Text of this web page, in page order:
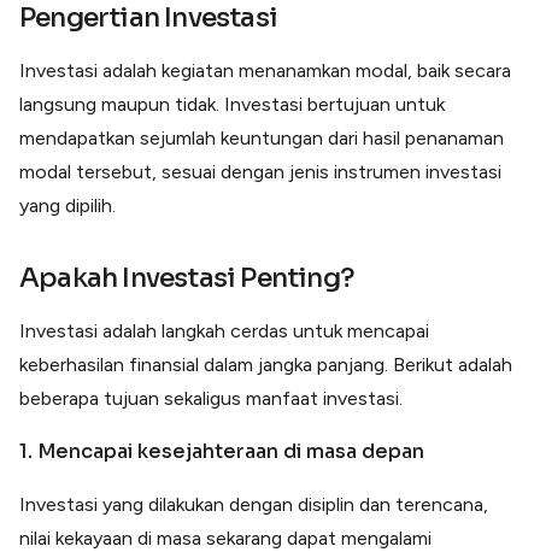
Software Akuntansi
Integrasi Accurate
Pengertian Investasi
Investasi adalah kegiatan menanamkan modal, baik secara
langsung maupun tidak. Investasi bertujuan untuk
mendapatkan sejumlah keuntungan dari hasil penanaman
modal tersebut, sesuai dengan jenis instrumen investasi
yang dipilih.
Apakah Investasi Penting?
Investasi adalah langkah cerdas untuk mencapai
keberhasilan finansial dalam jangka panjang. Berikut adalah
beberapa tujuan sekaligus manfaat investasi.
1. Mencapai kesejahteraan di masa depan
Investasi yang dilakukan dengan disiplin dan terencana,
nilai kekayaan di masa sekarang dapat mengalami